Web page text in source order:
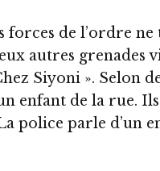
forces de l’ordre
autres grenades
Siyoni ». Selon
enfant de la rue.
police parle d’un